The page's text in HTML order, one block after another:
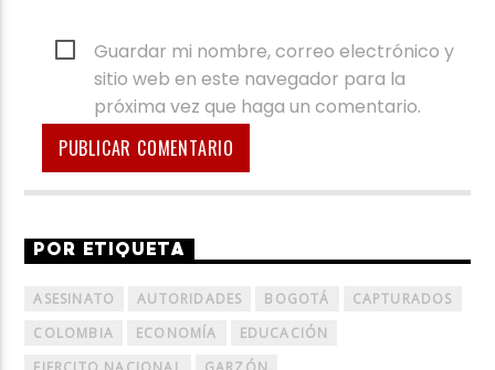
Guardar mi nombre, correo electrónico y
sitio web en este navegador para la
próxima vez que haga un comentario.
POR ETIQUETA
ASESINATO AUTORIDADES BOGOTÁ
CAPTURADOS
COLOMBIA
ECONOMÍA
EDUCACIÓN